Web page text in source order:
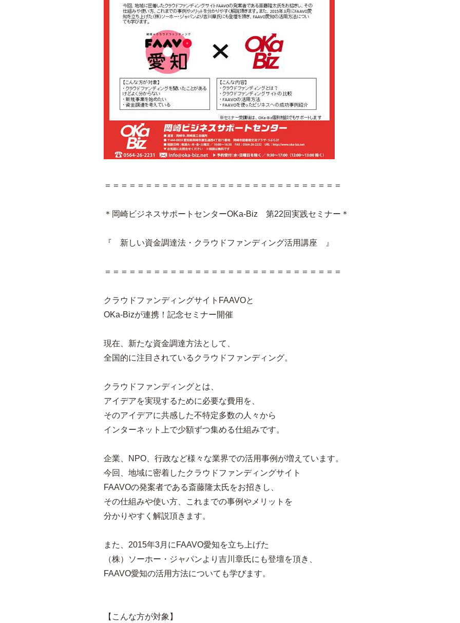
＝＝＝＝＝＝＝＝＝＝＝＝＝＝＝＝＝＝＝＝＝＝＝＝＝＝＝＝＝
＊岡崎ビジネスサポートセンターOKa-Biz 第22回実践セミナー＊
『 新しい資金調達法・クラウドファンディング活用講座 』
＝＝＝＝＝＝＝＝＝＝＝＝＝＝＝＝＝＝＝＝＝＝＝＝＝＝＝＝＝
クラウドファンディングサイトFAAVOと
OKa-Bizが連携！記念セミナー開催
現在、新たな資金調達方法として、
全国的に注目されているクラウドファンディング。
クラウドファンディングとは、
アイデアを実現するために必要な費用を、
そのアイデアに共感した不特定多数の人々から
インターネット上で少額ずつ集める仕組みです。
企業、NPO、行政など様々な業界での活用事例が増えています。
今回、地域に密着したクラウドファンディングサイト
FAAVOの発案者である斎藤隆太氏をお招きし、
その仕組みや使い方、これまでの事例やメリットを
分かりやすく解説頂きます。
また、2015年3月にFAAVO愛知を立ち上げた
（株）ソーホー・ジャパンより吉川章氏にも登壇を頂き、
FAAVO愛知の活用方法についても学びます。
【こんな方が対象】